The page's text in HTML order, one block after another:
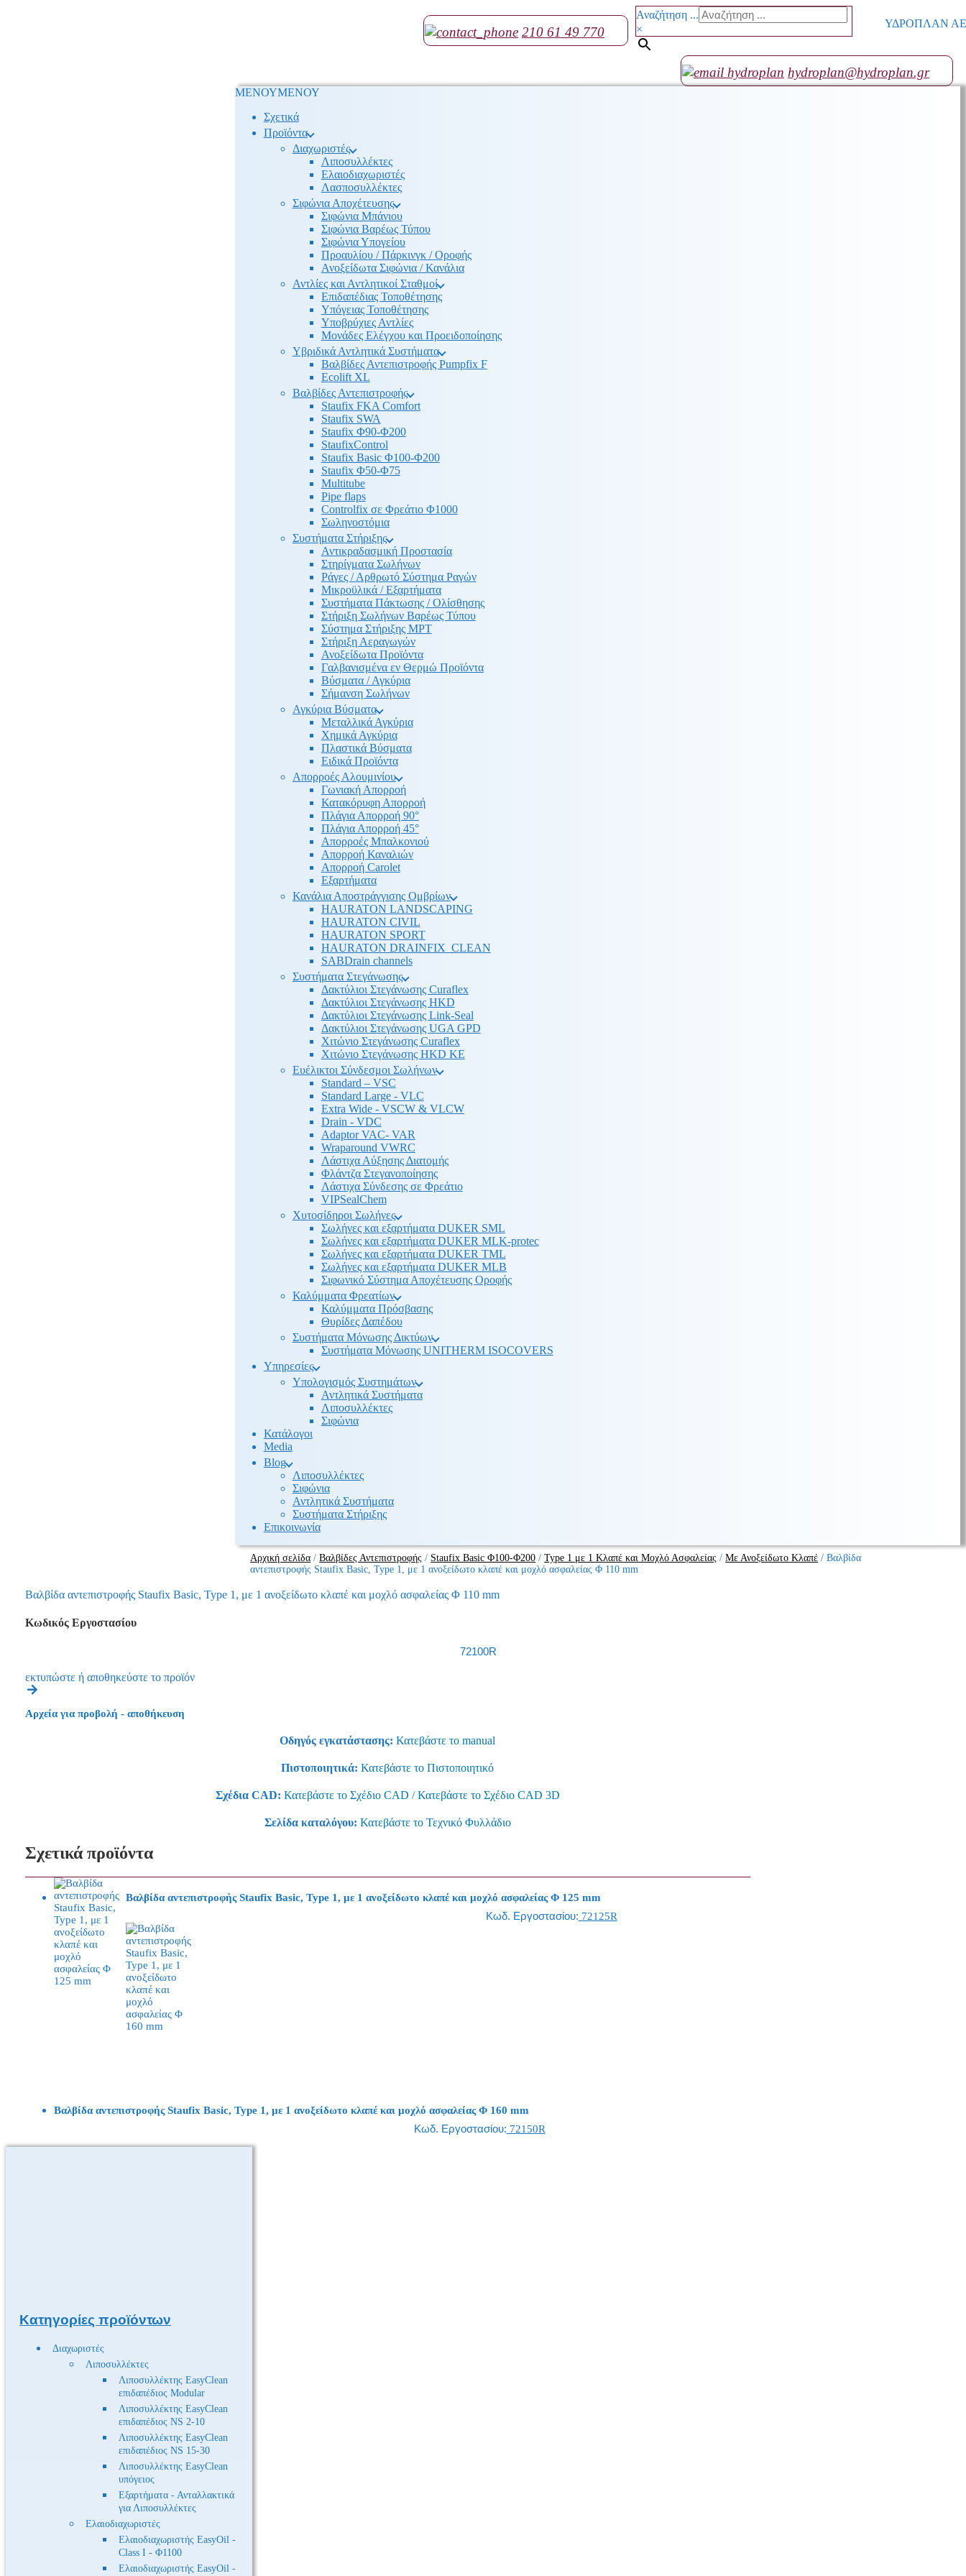
ΥΔΡΟΠΛΑΝ ΑΕ
Αναζήτηση ...
×
210 61 49 770
hydroplan@hydroplan.gr
ΜΕΝΟΥΜΕΝΟΥ
Σχετικά
Προϊόντα
Διαχωριστές
Λιποσυλλέκτες
Ελαιοδιαχωριστές
Λασποσυλλέκτες
Σιφώνια Αποχέτευσης
Σιφώνια Μπάνιου
Σιφώνια Βαρέως Τύπου
Σιφώνια Υπογείου
Προαυλίου / Πάρκινγκ / Οροφής
Ανοξείδωτα Σιφώνια / Κανάλια
Αντλίες και Αντλητικοί Σταθμοί
Επιδαπέδιας Τοποθέτησης
Υπόγειας Τοποθέτησης
Υποβρύχιες Αντλίες
Μονάδες Ελέγχου και Προειδοποίησης
Υβριδικά Αντλητικά Συστήματα
Βαλβίδες Αντεπιστροφής Pumpfix F
Ecolift XL
Βαλβίδες Αντεπιστροφής
Staufix FKA Comfort
Staufix SWA
Staufix Φ90-Φ200
StaufixControl
Staufix Basic Φ100-Φ200
Staufix Φ50-Φ75
Multitube
Pipe flaps
Controlfix σε Φρεάτιο Φ1000
Σωληνοστόμια
Συστήματα Στήριξης
Αντικραδασμική Προστασία
Στηρίγματα Σωλήνων
Ράγες / Αρθρωτό Σύστημα Ραγών
Μικροϋλικά / Εξαρτήματα
Συστήματα Πάκτωσης / Ολίσθησης
Στήριξη Σωλήνων Βαρέως Τύπου
Σύστημα Στήριξης MPT
Στήριξη Αεραγωγών
Ανοξείδωτα Προϊόντα
Γαλβανισμένα εν Θερμώ Προϊόντα
Βύσματα / Αγκύρια
Σήμανση Σωλήνων
Αγκύρια Βύσματα
Μεταλλικά Αγκύρια
Χημικά Αγκύρια
Πλαστικά Βύσματα
Ειδικά Προϊόντα
Απορροές Αλουμινίου
Γωνιακή Απορροή
Κατακόρυφη Απορροή
Πλάγια Απορροή 90°
Πλάγια Απορροή 45°
Απορροές Μπαλκονιού
Απορροή Καναλιών
Απορροή Carolet
Εξαρτήματα
Κανάλια Αποστράγγισης Ομβρίων
HAURATON LANDSCAPING
HAURATON CIVIL
HAURATON SPORT
HAURATON DRAINFIX_CLEAN
SABDrain channels
Συστήματα Στεγάνωσης
Δακτύλιοι Στεγάνωσης Curaflex
Δακτύλιοι Στεγάνωσης HKD
Δακτύλιοι Στεγάνωσης Link-Seal
Δακτύλιοι Στεγάνωσης UGA GPD
Χιτώνιο Στεγάνωσης Curaflex
Χιτώνιο Στεγάνωσης HKD KE
Ευέλικτοι Σύνδεσμοι Σωλήνων
Standard – VSC
Standard Large - VLC
Extra Wide - VSCW & VLCW
Drain - VDC
Adaptor VAC- VAR
Wraparound VWRC
Λάστιχα Αύξησης Διατομής
Φλάντζα Στεγανοποίησης
Λάστιχα Σύνδεσης σε Φρεάτιο
VIPSealChem
Χυτοσίδηροι Σωλήνες
Σωλήνες και εξαρτήματα DUKER SML
Σωλήνες και εξαρτήματα DUKER MLK-protec
Σωλήνες και εξαρτήματα DUKER TML
Σωλήνες και εξαρτήματα DUKER MLB
Σιφωνικό Σύστημα Αποχέτευσης Οροφής
Καλύμματα Φρεατίων
Καλύμματα Πρόσβασης
Θυρίδες Δαπέδου
Συστήματα Μόνωσης Δικτύων
Συστήματα Μόνωσης UNITHERM ISOCOVERS
Υπηρεσίες
Υπολογισμός Συστημάτων
Αντλητικά Συστήματα
Λιποσυλλέκτες
Σιφώνια
Κατάλογοι
Media
Βlog
Λιποσυλλέκτες
Σιφώνια
Αντλητικά Συστήματα
Συστήματα Στήριξης
Επικοινωνία
Αρχική σελίδα /Βαλβίδες Αντεπιστροφής / Staufix Basic Φ100-Φ200 /Type 1 με 1 Κλαπέ και Μοχλό Ασφαλείας /Με Ανοξείδωτο Κλαπέ /Βαλβίδα
αντεπιστροφής Staufix Basic, Type 1, με 1 ανοξείδωτο κλαπέ και μοχλό ασφαλείας Φ 110 mm
Βαλβίδα αντεπιστροφής Staufix Basic, Type 1, με 1 ανοξείδωτο κλαπέ και μοχλό ασφαλείας Φ 110 mm
Κωδικός Εργοστασίου
72100R
εκτυπώστε ή αποθηκεύστε το προϊόν
Αρχεία για προβολή - αποθήκευση
Οδηγός εγκατάστασης: Κατεβάστε το manual
Πιστοποιητικά: Κατεβάστε το Πιστοποιητικό
Σχέδια CAD: Κατεβάστε το Σχέδιο CAD /Κατεβάστε το Σχέδιο CAD 3D
Σελίδα καταλόγου: Κατεβάστε το Τεχνικό Φυλλάδιο
Σχετικά προϊόντα
Βαλβίδα αντεπιστροφής Staufix Basic, Type 1, με 1 ανοξείδωτο κλαπέ και μοχλό ασφαλείας Φ 125 mm
Κωδ. Εργοστασίου: 72125R
Βαλβίδα αντεπιστροφής Staufix Basic, Type 1, με 1 ανοξείδωτο κλαπέ και μοχλό ασφαλείας Φ 160 mm
Κωδ. Εργοστασίου: 72150R
Κατηγορίες προϊόντων
Διαχωριστές
Λιποσυλλέκτες
Λιποσυλλέκτης EasyClean
επιδαπέδιος Modular
Λιποσυλλέκτης EasyClean
επιδαπέδιος NS 2-10
Λιποσυλλέκτης EasyClean
επιδαπέδιος NS 15-30
Λιποσυλλέκτης EasyClean
υπόγειος
Εξαρτήματα - Ανταλλακτικά
για Λιποσυλλέκτες
Ελαιοδιαχωριστές
Ελαιοδιαχωριστής EasyOil -
Class I - Φ1100
Ελαιοδιαχωριστής EasyOil -